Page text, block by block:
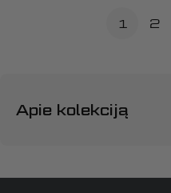
1 2
Apie kolekciją